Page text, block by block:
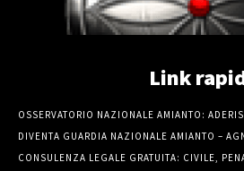
Link
OSSERVATORIO NAZIONALE AMIANTO:
DIVENTA GUARDIA NAZIONALE AMIANTO –
CONSULENZA LEGALE GRATUITA: CIVILE,